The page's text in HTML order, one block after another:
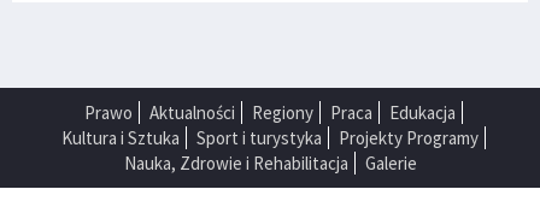
Prawo Aktualności Regiony Praca
Edukacja
Kultura i Sztuka
Sport i turystyka
Projekty Programy
Nauka, Zdrowie i Rehabilitacja
Galerie